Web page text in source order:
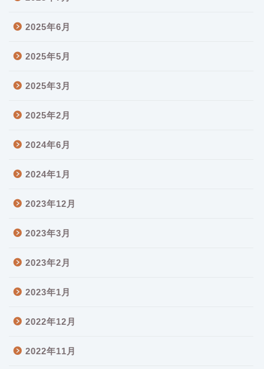
2025年6月
2025年5月
2025年3月
2025年2月
2024年6月
2024年1月
2023年12月
2023年3月
2023年2月
2023年1月
2022年12月
2022年11月